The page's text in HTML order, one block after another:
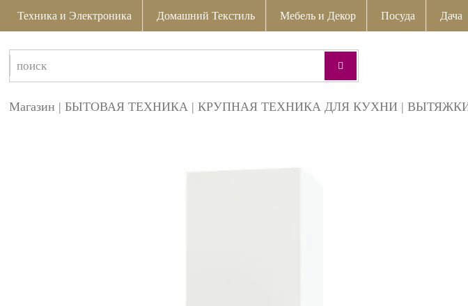
Техника и Электроника Домашний Текстиль Мебель и Декор Посуда Дача
Магазин |БЫТОВАЯ ТЕХНИКА |КРУПНАЯ ТЕХНИКА ДЛЯ КУХНИ |